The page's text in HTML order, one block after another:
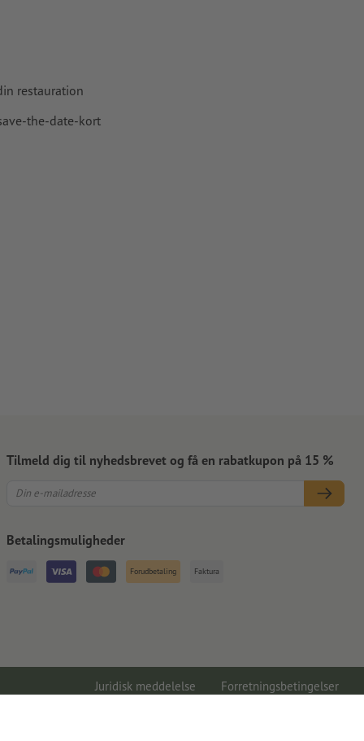
restauration
the-date-kort
Tilmeld dig til nyhedsbrevet og få en rabatkupon på 15 %
Betalingsmuligheder
Forudbetaling Faktura
Juridisk meddelelse
Forretningsbetingelser